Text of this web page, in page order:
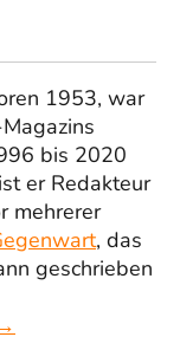
1953, war
bis 2020
er Redakteur
mehrerer
, das
geschrieben